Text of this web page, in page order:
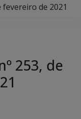
fevereiro de 2021
253, de